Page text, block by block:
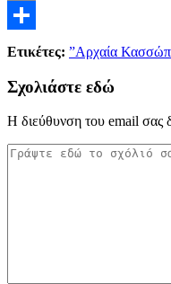
Email
Μοιραστείτε
Ετικέτες: ”Αρχαία
Σχολιάστε εδώ
Η διεύθυνση του email σας